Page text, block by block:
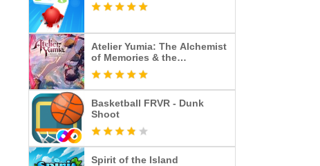
Atelier Yumia: The Alchemist
of Memories & the
Envisioned Land
Basketball FRVR - Dunk
Shoot
Spirit of the Island